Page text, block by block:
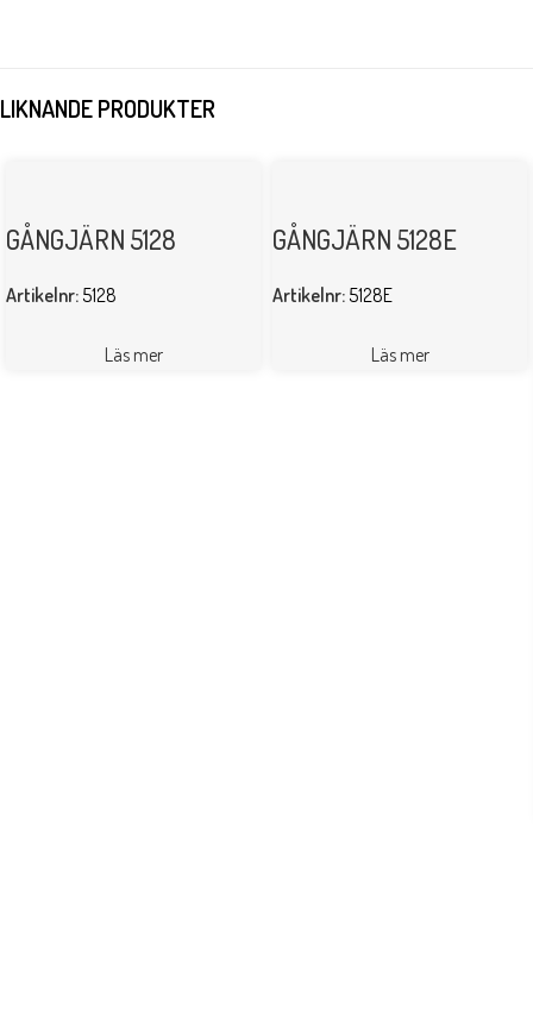
LIKNANDE PRODUKTER
GÅNGJÄRN 5128
Artikelnr: 5128
Läs mer
GÅNGJÄRN 5128E
Artikelnr: 5128E
Läs mer